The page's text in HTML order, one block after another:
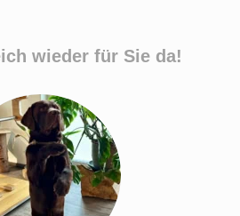
wieder für Sie da!